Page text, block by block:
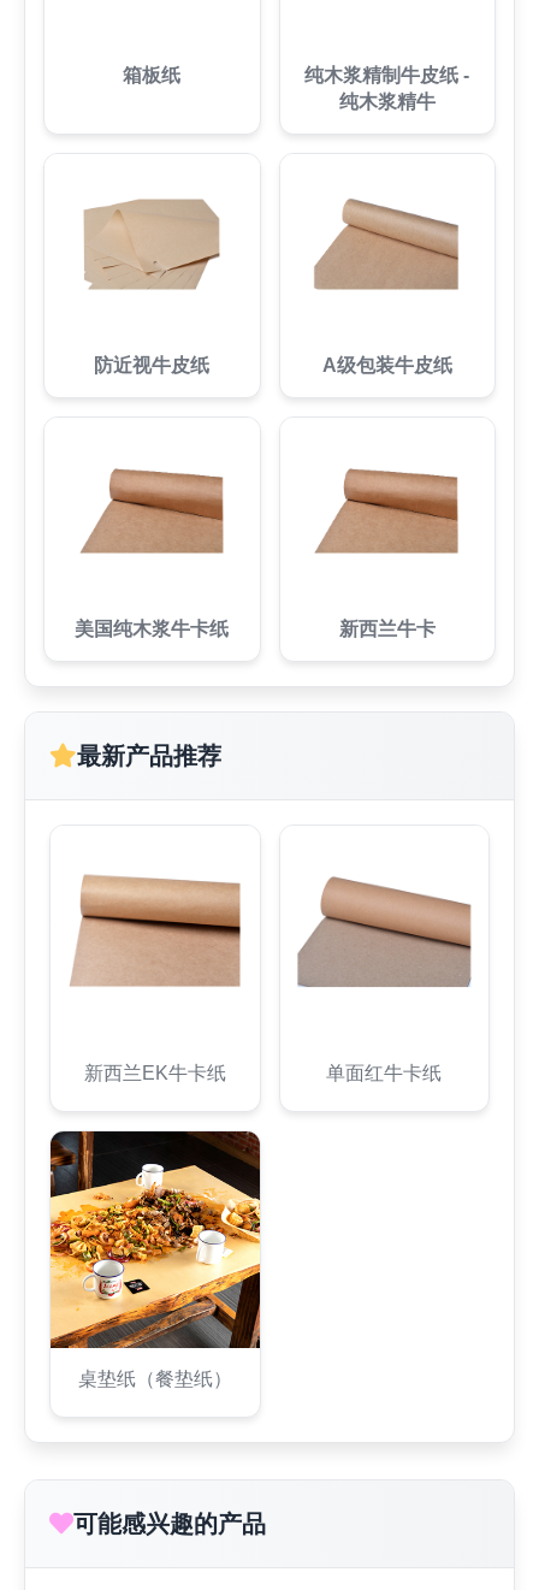
箱板纸
纯木浆精制牛皮纸 -
纯木浆精牛
防近视牛皮纸 A级包装牛皮纸
美国纯木浆牛卡纸 新西兰牛卡
最新产品推荐
新西兰EK牛卡纸 单面红牛卡纸
桌垫纸（餐垫纸）
可能感兴趣的产品